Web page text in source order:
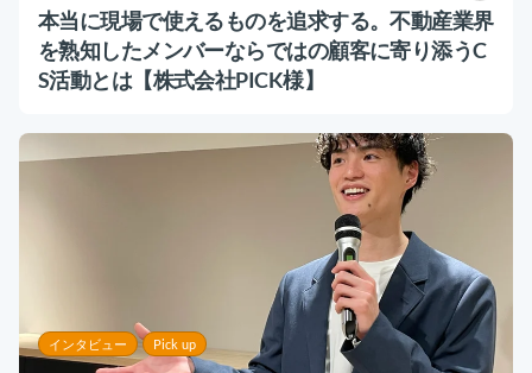
本当に現場で使えるものを追求する。不動産業界
を熟知したメンバーならではの顧客に寄り添うC
S活動とは【株式会社PICK様】
インタビュー Pick up